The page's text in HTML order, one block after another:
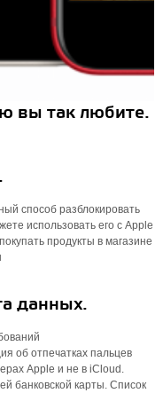
вы так любите.
способ разблокировать
использовать его с Apple
продукты в магазине
данных.
об отпечатках пальцев
Apple и не в iCloud.
банковской карты. Список